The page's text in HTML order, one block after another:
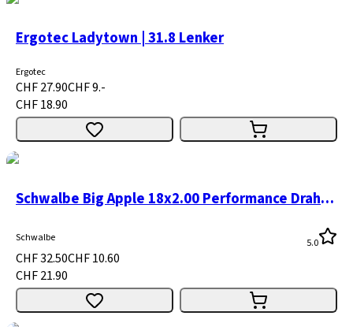
Ergotec Ladytown | 31.8 Lenker
Ergotec
CHF 27.90CHF 9.-
CHF 18.90
Schwalbe Big Apple 18x2.00 Performance Drahtreifen
Schwalbe 5.0
CHF 32.50CHF 10.60
CHF 21.90